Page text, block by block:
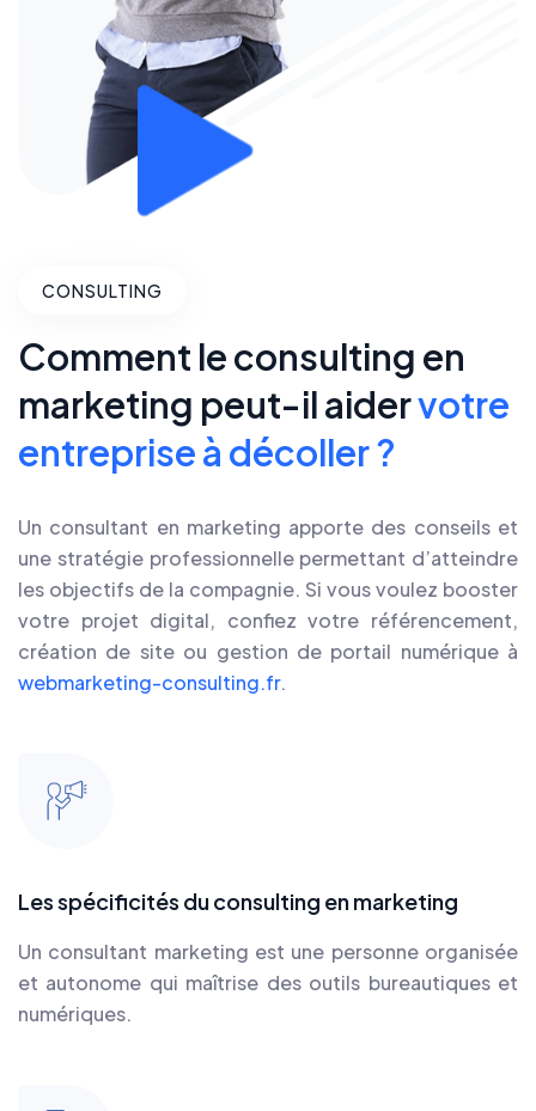
CONSULTING
Comment le consulting en
marketing peut-il aidervotre
entreprise à décoller ?
Un consultant en marketing apporte des conseils et
une stratégie professionnelle permettant d’atteindre
les objectifs de la compagnie. Si vous voulez booster
votre projet digital, confiez votre référencement,
création de site ou gestion de portail numérique à
webmarketing-consulting.fr.
Les spécificités du consulting en marketing
Un consultant marketing est une personne organisée
et autonome qui maîtrise des outils bureautiques et
numériques.